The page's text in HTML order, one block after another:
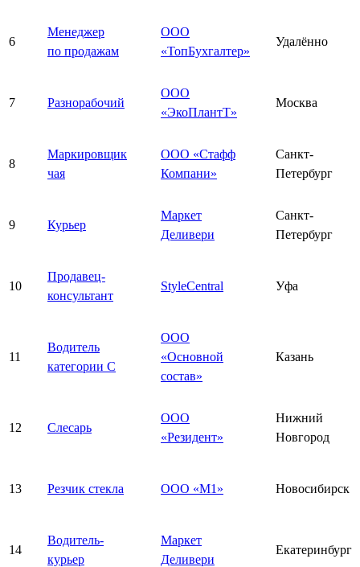
6
Менеджер
по продажам
ООО
«ТопБухгалтер»
Удалённо
7 Разнорабочий
ООО
«ЭкоПлантТ»
Москва
8
Маркировщик
чая
ООО «Стафф
Компани»
Санкт-
Петербург
9 Курьер
Маркет
Деливери
Санкт-
Петербург
10
Продавец-
консультант
StyleCentral Уфа
11
Водитель
категории С
ООО
«Основной
состав»
Казань
12 Слесарь
ООО
«Резидент»
Нижний
Новгород
13 Резчик стекла ООО «М1» Новосибирск
14
Водитель-
курьер
Маркет
Деливери
Екатеринбург